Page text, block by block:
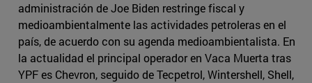
administración de Joe Biden restringe fiscal y
medioambientalmente las actividades petroleras en el
país, de acuerdo con su agenda medioambientalista. En
la actualidad el principal operador en Vaca Muerta tras
YPF es Chevron, seguido de Tecpetrol, Wintershell, Shell,